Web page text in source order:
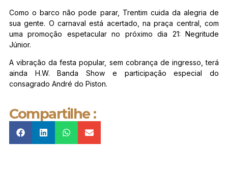
Como o barco não pode parar, Trentim cuida da alegria de
sua gente. O carnaval está acertado, na praça central, com
uma promoção espetacular no próximo dia 21: Negritude
Júnior.
A vibração da festa popular, sem cobrança de ingresso, terá
ainda H.W. Banda Show e participação especial do
consagrado André do Piston.
Compartilhe :